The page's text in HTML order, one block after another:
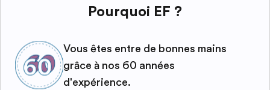
Pourquoi EF ?
Vous êtes entre de bonnes mains
grâce à nos 60 années
d'expérience.